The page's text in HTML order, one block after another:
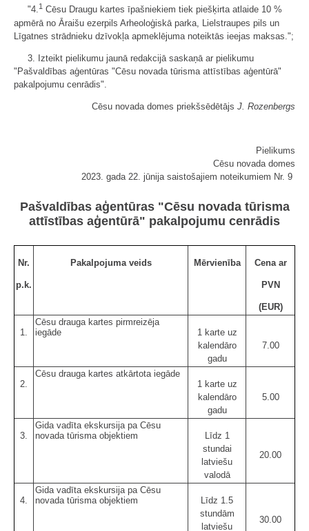
"4.1 Cēsu Draugu kartes īpašniekiem tiek piešķirta atlaide 10 %
apmērā no Āraišu ezerpils Arheoloģiskā parka, Lielstraupes pils un
Līgatnes strādnieku dzīvokļa apmeklējuma noteiktās ieejas maksas.";
3. Izteikt pielikumu jaunā redakcijā saskaņā ar pielikumu
"Pašvaldības aģentūras "Cēsu novada tūrisma attīstības aģentūrā"
pakalpojumu cenrādis".
Cēsu novada domes priekšsēdētājs J. Rozenbergs
Pielikums
Cēsu novada domes
2023. gada 22. jūnija saistošajiem noteikumiem Nr. 9
Pašvaldības aģentūras "Cēsu novada tūrisma
attīstības aģentūrā" pakalpojumu cenrādis
Nr.
p.k.
Pakalpojuma veids Mērvienība Cena ar
PVN
(EUR)
1.
Cēsu drauga kartes pirmreizēja
iegāde
1 karte uz
kalendāro
gadu
7.00
2.
Cēsu drauga kartes atkārtota iegāde
1 karte uz
kalendāro
gadu
5.00
3.
Gida vadīta ekskursija pa Cēsu
novada tūrisma objektiem
Līdz 1
stundai
latviešu
valodā
20.00
4.
Gida vadīta ekskursija pa Cēsu
novada tūrisma objektiem
Līdz 1.5
stundām
latviešu
30.00